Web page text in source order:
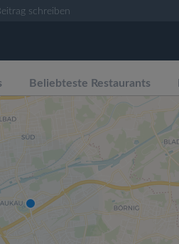
schreiben
Beliebteste Restaurants